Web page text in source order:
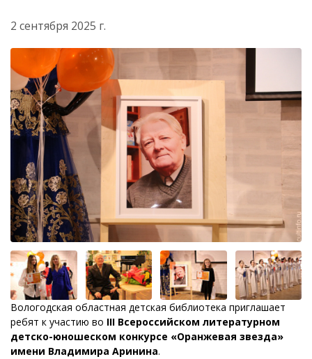
2 сентября 2025 г.
Вологодская областная детская библиотека приглашает
ребят к участию во III Всероссийском литературном
детско-юношеском конкурсе «Оранжевая звезда»
имени Владимира Аринина.